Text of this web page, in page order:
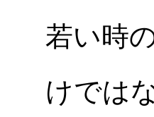
若い時
けでは